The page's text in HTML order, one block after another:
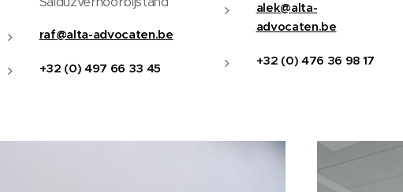
raf@alta-advocaten.be
+32 (0) 497 66 33 45
alek@alta-
advocaten.be
+32 (0) 476 36 98 17